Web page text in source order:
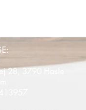
28, 3790 Hasle